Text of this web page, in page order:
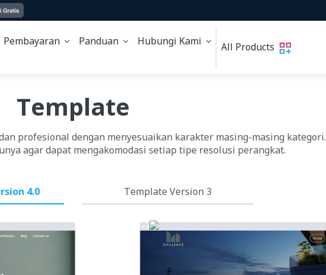
Pembayaran Panduan Hubungi Kami All Products
Template
profesional dengan menyesuaikan karakter masing-masing kategori.
agar dapat mengakomodasi setiap tipe resolusi perangkat.
4.0 Template Version 3